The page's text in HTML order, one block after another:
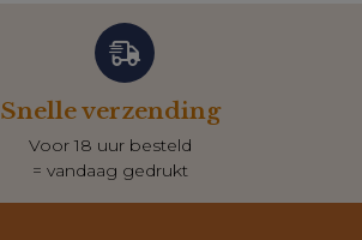
Snelle verzending
Voor 18 uur besteld
= vandaag gedrukt